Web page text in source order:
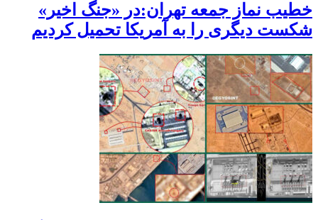
خطیب نماز جمعه تهران:در «جنگ اخیر»
شکست دیگری را به آمریکا تحمیل کردیم